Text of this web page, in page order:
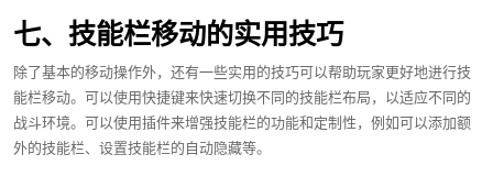
七、技能栏移动的实用技巧
除了基本的移动操作外，还有一些实用的技巧可以帮助玩家更好地进行技
能栏移动。可以使用快捷键来快速切换不同的技能栏布局，以适应不同的
战斗环境。可以使用插件来增强技能栏的功能和定制性，例如可以添加额
外的技能栏、设置技能栏的自动隐藏等。